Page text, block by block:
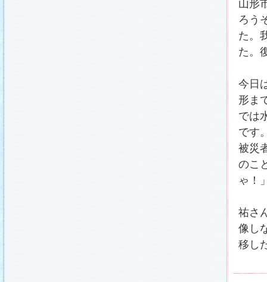
山形
ろう
た。
た。
今日
形ま
では
です
被災
のこ
ゃ！
祐さ
像し
移し